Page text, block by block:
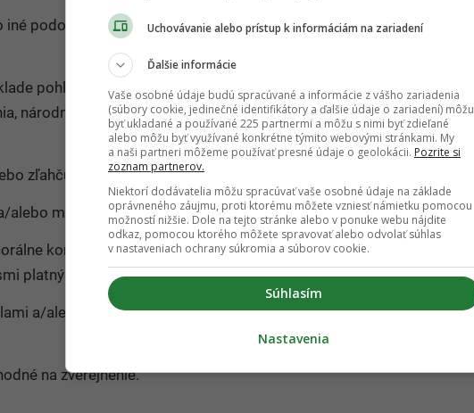
iné podobné slovné útoky vrátane klamlivých informácií o inej
pohlavia, rasy, farby pleti, jazyka, viery a náboženstva,
národného alebo sociálneho pôvodu, príslušnosti k národnosti
zľahčujú následky ich užívania,
alebo morálny vývin maloletých,
konanie alebo na konanie, ktoré je v rozpore so všeobecne
platnými v Slovenskej republike,
a/alebo so všeobecne záväznými právnymi predpismi platnými
na zverejnenie.
Uchovávanie alebo prístup k informáciám na zariadení
Ďalšie informácie
Vaše osobné údaje budú spracúvané a informácie z vášho zariadenia
(súbory cookie, jedinečné identifikátory a ďalšie údaje o zariadení) môžu
byť ukladané a používané 225 partnermi a môžu s nimi byť zdieľané
alebo môžu byť využívané konkrétne týmito webovými stránkami. My
a naši partneri môžeme používať presné údaje o geolokácii. Pozrite si
zoznam partnerov.
Niektorí dodávatelia môžu spracúvať vaše osobné údaje na základe
oprávneného záujmu, proti ktorému môžete vzniesť námietku pomocou
možností nižšie. Dole na tejto stránke alebo v ponuke webu nájdite
odkaz, pomocou ktorého môžete spravovať alebo odvolať súhlas
v nastaveniach ochrany súkromia a súborov cookie.
Súhlasím
Nastavenia